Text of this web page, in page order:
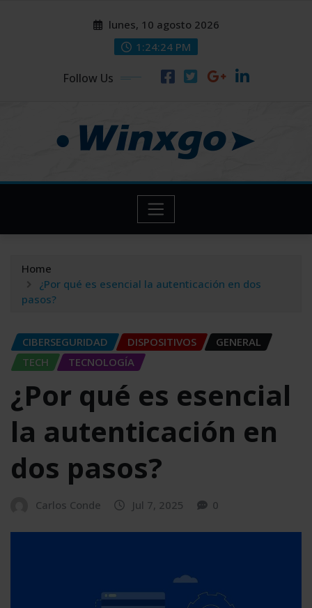
lunes, 10 agosto 2026
1:24:26 PM
Follow Us
Home
¿Por qué es esencial la autenticación en dos
pasos?
CIBERSEGURIDAD DISPOSITIVOS
GENERAL
TECH
TECNOLOGÍA
¿Por qué es esencial
la autenticación en
dos pasos?
Carlos Conde Jul 7, 2025 0